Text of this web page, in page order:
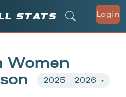
stats Login
Women